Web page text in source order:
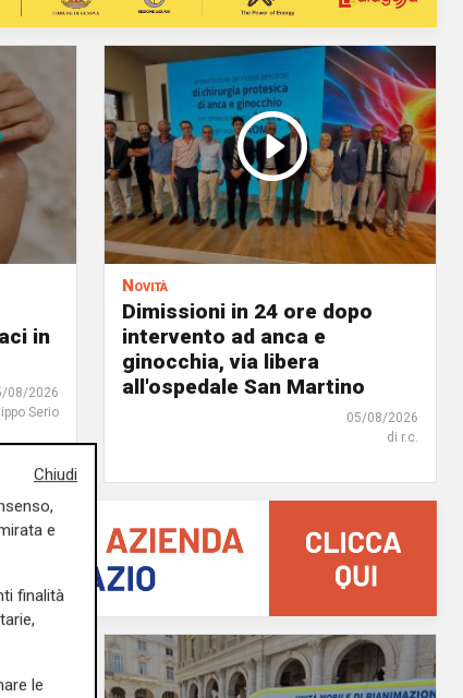
in
08/2026
Serio
Novità
Dimissioni in 24 ore dopo
intervento ad anca e
ginocchia, via libera
all'ospedale San Martino
05/08/2026
di r.c.
Chiudi
e
finalità
le